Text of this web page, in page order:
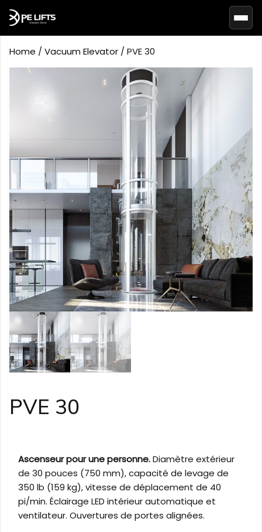
Home / Vacuum Elevator / PVE 30
PVE 30
Ascenseur pour une personne.Diamètre extérieur
de 30 pouces (750 mm), capacité de levage de
350 lb (159 kg), vitesse de déplacement de 40
pi/min. Éclairage LED intérieur automatique et
ventilateur. Ouvertures de portes alignées.